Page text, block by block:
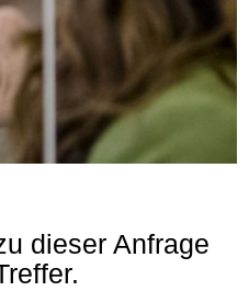
dieser Anfrage